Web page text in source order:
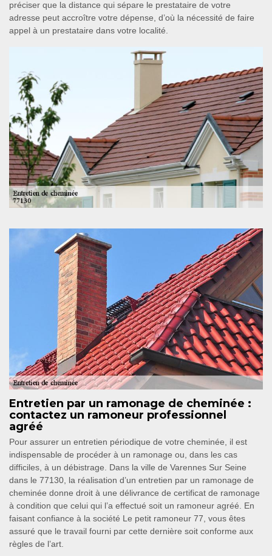
préciser que la distance qui sépare le prestataire de votre
adresse peut accroître votre dépense, d’où la nécessité de faire
appel à un prestataire dans votre localité.
Entretien par un ramonage de cheminée :
contactez un ramoneur professionnel
agréé
Pour assurer un entretien périodique de votre cheminée, il est
indispensable de procéder à un ramonage ou, dans les cas
difficiles, à un débistrage. Dans la ville de Varennes Sur Seine
dans le 77130, la réalisation d’un entretien par un ramonage de
cheminée donne droit à une délivrance de certificat de ramonage
à condition que celui qui l’a effectué soit un ramoneur agréé. En
faisant confiance à la société Le petit ramoneur 77, vous êtes
assuré que le travail fourni par cette dernière soit conforme aux
règles de l’art.